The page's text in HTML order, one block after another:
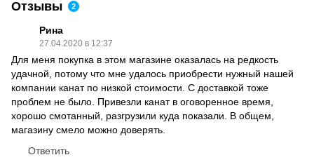
Отзывы 2
Рина
27.04.2020 в 12:37
Для меня покупка в этом магазине оказалась на редкость
удачной, потому что мне удалось приобрести нужный нашей
компании канат по низкой стоимости. С доставкой тоже
проблем не было. Привезли канат в оговоренное время,
хорошо смотанный, разгрузили куда показали. В общем,
магазину смело можно доверять.
Ответить